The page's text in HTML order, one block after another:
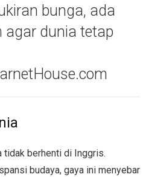
bunga, ada
agar dunia tetap
tidak berhenti di Inggris.
budaya, gaya ini menyebar